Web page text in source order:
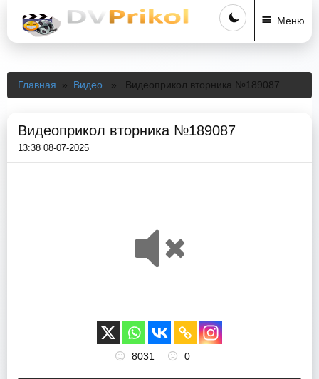
Меню
Главная » Видео » Видеоприкол вторника №189087
Видеоприкол вторника №189087
13:38 08-07-2025
8031 0